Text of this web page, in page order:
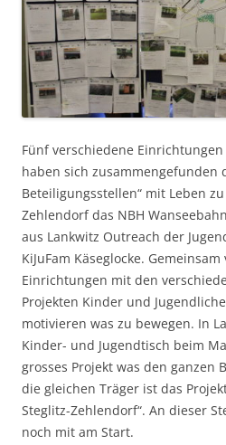
Fünf verschiedene
haben sich zusammengefunden
Beteiligungsstellen“ mit Leben
Zehlendorf das NBH
aus Lankwitz Outreach der
KiJuFam Käseglocke.
Einrichtungen mit den
Projekten Kinder und
motivieren was zu bewegen. In
Kinder- und Jugendtisch beim
grosses Projekt was den ganzen
die gleichen Träger ist das
Steglitz-Zehlendorf“. An dieser
noch mit am Start.